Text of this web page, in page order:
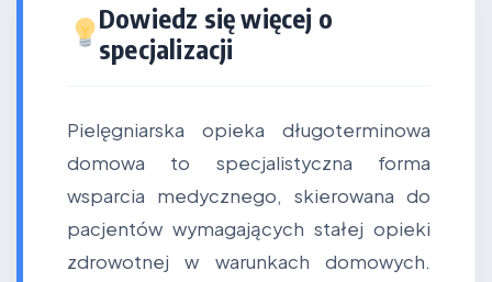
Dowiedz się więcej o
specjalizacji
Pielęgniarska opieka długoterminowa
domowa to specjalistyczna forma
wsparcia medycznego, skierowana do
pacjentów wymagających stałej opieki
zdrowotnej w warunkach domowych.